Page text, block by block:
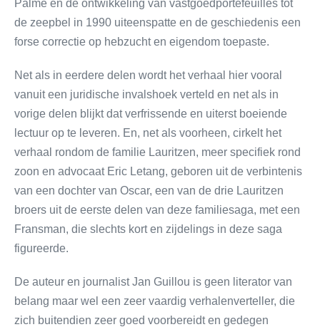
Palme en de ontwikkeling van vastgoedportefeuilles tot
de zeepbel in 1990 uiteenspatte en de geschiedenis een
forse correctie op hebzucht en eigendom toepaste.
Net als in eerdere delen wordt het verhaal hier vooral
vanuit een juridische invalshoek verteld en net als in
vorige delen blijkt dat verfrissende en uiterst boeiende
lectuur op te leveren. En, net als voorheen, cirkelt het
verhaal rondom de familie Lauritzen, meer specifiek rond
zoon en advocaat Eric Letang, geboren uit de verbintenis
van een dochter van Oscar, een van de drie Lauritzen
broers uit de eerste delen van deze familiesaga, met een
Fransman, die slechts kort en zijdelings in deze saga
figureerde.
De auteur en journalist Jan Guillou is geen literator van
belang maar wel een zeer vaardig verhalenverteller, die
zich buitendien zeer goed voorbereidt en gedegen